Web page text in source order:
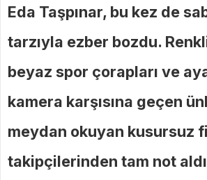
Eda Taşpınar, bu kez de
tarzıyla ezber bozdu.
beyaz spor çorapları ve
kamera karşısına geçen
meydan okuyan kusursuz
takipçilerinden tam not